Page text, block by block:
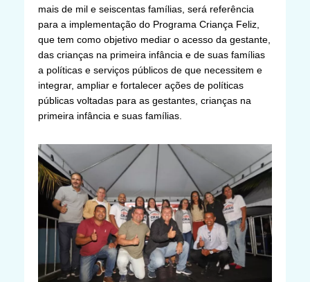
mais de mil e seiscentas famílias, será referência
para a implementação do Programa Criança Feliz,
que tem como objetivo mediar o acesso da gestante,
das crianças na primeira infância e de suas famílias
a políticas e serviços públicos de que necessitem e
integrar, ampliar e fortalecer ações de políticas
públicas voltadas para as gestantes, crianças na
primeira infância e suas famílias.